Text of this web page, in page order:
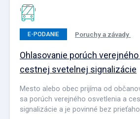
E-PODANIE Poruchy a závady
Ohlasovanie porúch
cestnej svetelnej signalizácie
Mesto alebo obec prijíma od
sa porúch verejného osvetlenia a
signalizácie a je povinné bez